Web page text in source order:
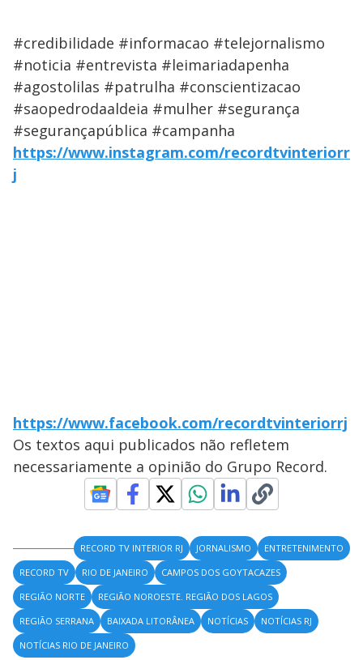
#credibilidade #informacao #telejornalismo
#noticia #entrevista #leimariadapenha
#agostolilas #patrulha #conscientizacao
#saopedrodaaldeia #mulher #segurança
#segurançapública #campanha
https://www.instagram.com/recordtvinteriorr
j
https://www.facebook.com/recordtvinteriorrj
Os textos aqui publicados não refletem
necessariamente a opinião do Grupo Record.
RECORD TV INTERIOR RJ JORNALISMO
ENTRETENIMENTO
RECORD TV
RIO DE JANEIRO
CAMPOS DOS GOYTACAZES
REGIÃO NORTE
REGIÃO NOROESTE. REGIÃO DOS LAGOS
REGIÃO SERRANA
BAIXADA LITORÂNEA NOTÍCIAS
NOTÍCIAS RJ
NOTÍCIAS RIO DE JANEIRO